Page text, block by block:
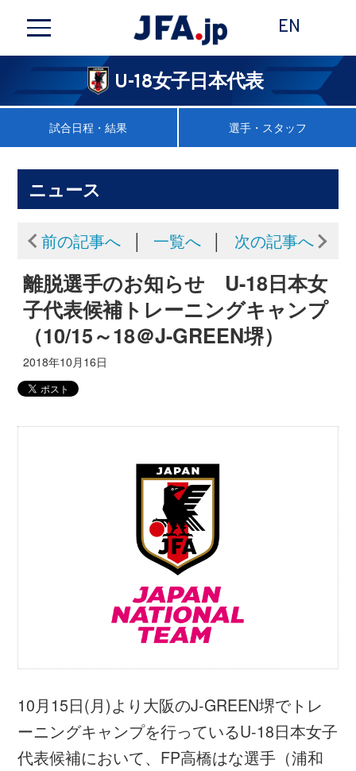
EN
U-18女子日本代表
試合日程・結果 選手・スタッフ
ニュース
前の記事へ│ 一覧へ │次の記事へ
離脱選手のお知らせ U-18日本女
（10/15～18＠J-GREEN堺）
10月15日(月)より大阪のJ-GREEN堺でトレ
ーニングキャンプを行っているU-18日本女子
代表候補において、FP高橋はな選手（浦和
レッズレディース）が所属クラブの事情によ
り17日(水)午後、チームを離脱することとな
りましたのでお知らせします。
なお、高橋選手に代わる選手の招集はありま
せん。
レーニングキャンプ（10/15
～18＠J-GREEN堺）離脱選
手